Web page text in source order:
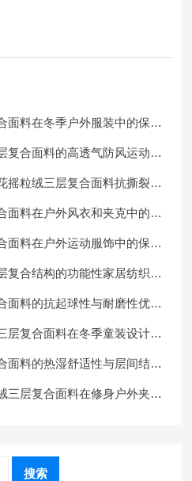
面料在冬季户外服装中的保暖
复合面料的高透气防风运动服
摇粒绒三层复合面料抗撕裂与
面料在户外风衣和夹克中的应
面料在户外运动服饰中的保暖
复合结构的功能性家居纺织品
面料的抗起球性与耐磨性优化
层复合面料在冬季童装设计中
面料的热湿舒适性与层间结合
三层复合面料在修身户外夹克
搜索